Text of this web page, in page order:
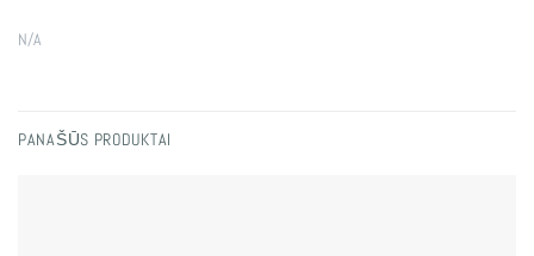
N/A
PANAŠŪS PRODUKTAI